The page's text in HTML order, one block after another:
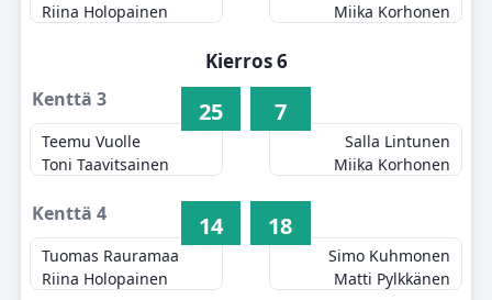
Riina Holopainen
Miika Korhonen
Kierros 6
Kenttä 3
Teemu Vuolle
Toni Taavitsainen
25 7
Salla Lintunen
Miika Korhonen
Kenttä 4
Tuomas Rauramaa
Riina Holopainen
14 18
Simo Kuhmonen
Matti Pylkkänen